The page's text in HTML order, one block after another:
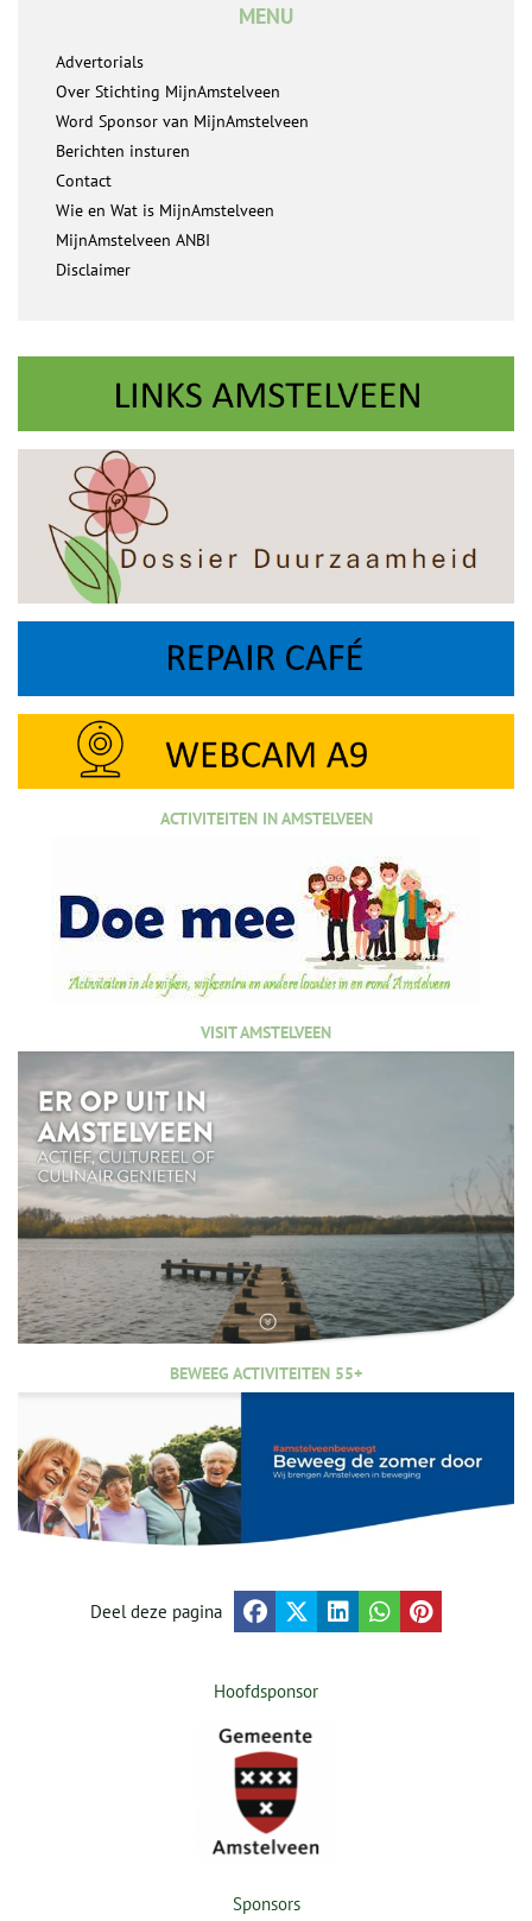
MENU
Advertorials
Over Stichting MijnAmstelveen
Word Sponsor van MijnAmstelveen
Berichten insturen
Contact
Wie en Wat is MijnAmstelveen
MijnAmstelveen ANBI
Disclaimer
ACTIVITEITEN IN AMSTELVEEN
VISIT AMSTELVEEN
BEWEEG ACTIVITEITEN 55+
Deel deze pagina
Hoofdsponsor
Sponsors